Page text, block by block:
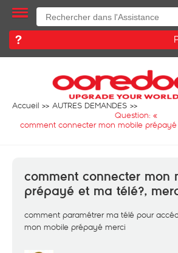
Accueil
AUTRES DEMANDES
Question: «
comment connecter mon mobile
comment connecter mon
prépayé et ma télé?,
comment paramétrer ma télé pour
mon mobile prépayé merci